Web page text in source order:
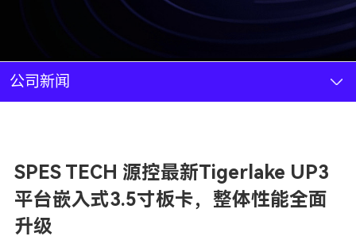
商务模式
新闻资讯
加入我们
公司新闻
SPES TECH 源控最新Tigerlake UP3
平台嵌入式3.5寸板卡，整体性能全面
升级